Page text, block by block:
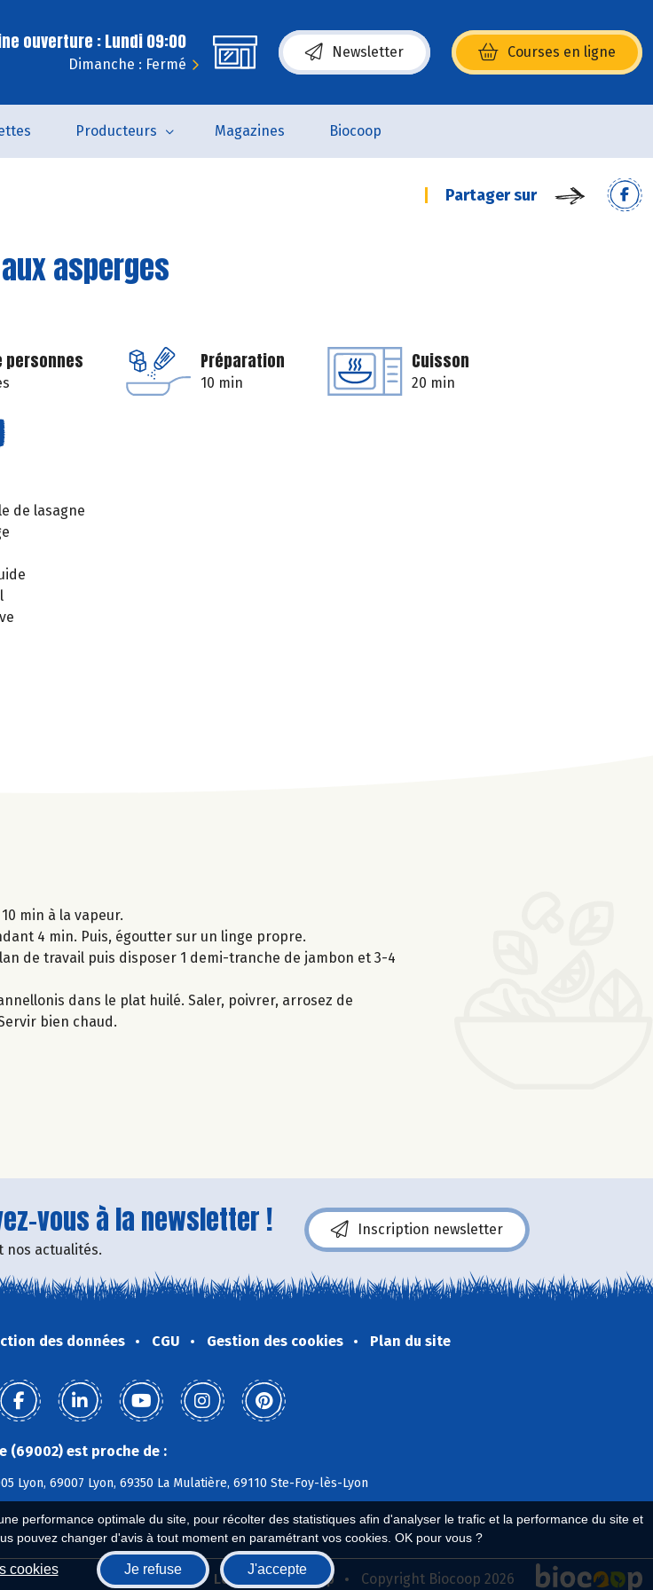
performance optimale du site, pour récolter des statistiques afin d'analyser le trafic et la performance du site et
pouvez changer d'avis à tout moment en paramétrant vos cookies. OK pour vous ?
cookies Je refuse J'accepte
ouverture : Lundi 09:00
Dimanche : Fermé
Newsletter Courses en ligne
(s’ouvre dans une nouvelle fenêtre)
Producteurs Magazines Biocoop
Partager sur
asperges
personnes Préparation
10 min
Cuisson
20 min
de lasagne
min à la vapeur.
4 min. Puis, égoutter sur un linge propre.
de travail puis disposer 1 demi-tranche de jambon et 3-4
dans le plat huilé. Saler, poivrer, arrosez de
bien chaud.
vous à la newsletter !
nos actualités.
Inscription newsletter
des données CGU Gestion des cookies Plan du site
(69002) est proche de :
Lyon, 69007 Lyon, 69350 La Mulatière, 69110 Ste-Foy-lès-Lyon
Biocoop.fr Le réseau Biocoop Copyright Biocoop 2026